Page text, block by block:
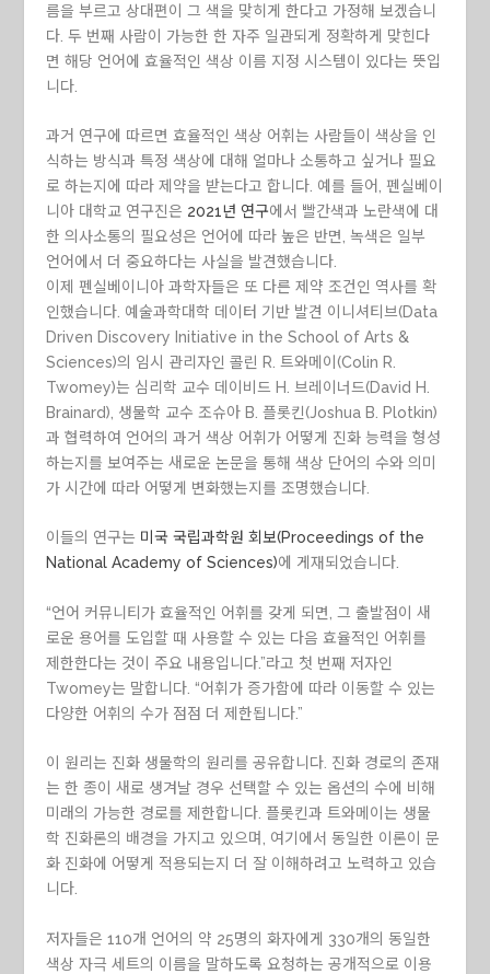
름을 부르고 상대편이 그 색을 맞히게 한다고 가정해 보겠습니
다. 두 번째 사람이 가능한 한 자주 일관되게 정확하게 맞힌다
면 해당 언어에 효율적인 색상 이름 지정 시스템이 있다는 뜻입
니다.
과거 연구에 따르면 효율적인 색상 어휘는 사람들이 색상을 인
식하는 방식과 특정 색상에 대해 얼마나 소통하고 싶거나 필요
로 하는지에 따라 제약을 받는다고 합니다. 예를 들어, 펜실베이
니아 대학교 연구진은 2021년 연구에서 빨간색과 노란색에 대
한 의사소통의 필요성은 언어에 따라 높은 반면, 녹색은 일부
언어에서 더 중요하다는 사실을 발견했습니다.
이제 펜실베이니아 과학자들은 또 다른 제약 조건인 역사를 확
인했습니다. 예술과학대학 데이터 기반 발견 이니셔티브(Data
Driven Discovery Initiative in the School of Arts &
Sciences)의 임시 관리자인 콜린 R. 트와메이(Colin R.
Twomey)는 심리학 교수 데이비드 H. 브레이너드(David H.
Brainard), 생물학 교수 조슈아 B. 플롯킨(Joshua B. Plotkin)
과 협력하여 언어의 과거 색상 어휘가 어떻게 진화 능력을 형성
하는지를 보여주는 새로운 논문을 통해 색상 단어의 수와 의미
가 시간에 따라 어떻게 변화했는지를 조명했습니다.
이들의 연구는 미국 국립과학원 회보(Proceedings of the
National Academy of Sciences)에 게재되었습니다.
“언어 커뮤니티가 효율적인 어휘를 갖게 되면, 그 출발점이 새
로운 용어를 도입할 때 사용할 수 있는 다음 효율적인 어휘를
제한한다는 것이 주요 내용입니다.”라고 첫 번째 저자인
Twomey는 말합니다. “어휘가 증가함에 따라 이동할 수 있는
다양한 어휘의 수가 점점 더 제한됩니다.”
이 원리는 진화 생물학의 원리를 공유합니다. 진화 경로의 존재
는 한 종이 새로 생겨날 경우 선택할 수 있는 옵션의 수에 비해
미래의 가능한 경로를 제한합니다. 플롯킨과 트와메이는 생물
학 진화론의 배경을 가지고 있으며, 여기에서 동일한 이론이 문
화 진화에 어떻게 적용되는지 더 잘 이해하려고 노력하고 있습
니다.
저자들은 110개 언어의 약 25명의 화자에게 330개의 동일한
색상 자극 세트의 이름을 말하도록 요청하는 공개적으로 이용